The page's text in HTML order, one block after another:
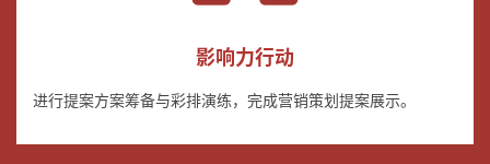
影响力行动
进行提案方案筹备与彩排演练，完成营销策划提案展示。